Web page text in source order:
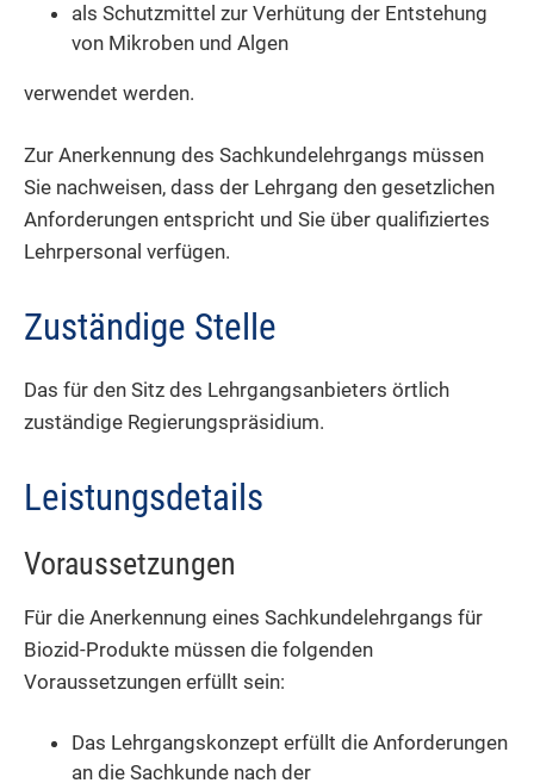
als Schutzmittel zur Verhütung der Entstehung
von Mikroben und Algen
verwendet werden.
Zur Anerkennung des Sachkundelehrgangs müssen
Sie nachweisen, dass der Lehrgang den gesetzlichen
Anforderungen entspricht und Sie über qualifiziertes
Lehrpersonal verfügen.
Zuständige Stelle
Das für den Sitz des Lehrgangsanbieters örtlich
zuständige Regierungspräsidium.
Leistungsdetails
Voraussetzungen
Für die Anerkennung eines Sachkundelehrgangs für
Biozid-Produkte müssen die folgenden
Voraussetzungen erfüllt sein:
Das Lehrgangskonzept erfüllt die Anforderungen
an die Sachkunde nach der